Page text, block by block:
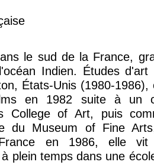
le sud de la France,
Indien. Études
États-Unis (1980-1986),
en 1982 suite à un
College of Art, puis
du Museum of Fine
en 1986, elle
plein temps dans une